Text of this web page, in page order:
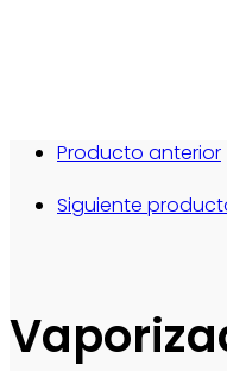
Producto anterior
Siguiente